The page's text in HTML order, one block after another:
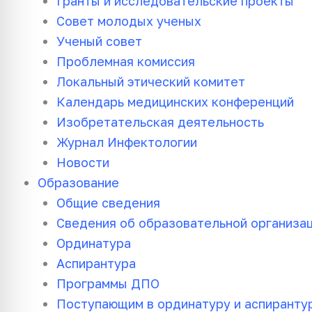
Совет молодых ученых
Ученый совет
Проблемная комиссия
Локальный этический комитет
Календарь медицинских конференций
Изобретательская деятельность
Журнал Инфектологии
Новости
Образование
Общие сведения
Сведения об образовательной
Ординатура
Аспирантура
Программы ДПО
Поступающим в ординатуру и